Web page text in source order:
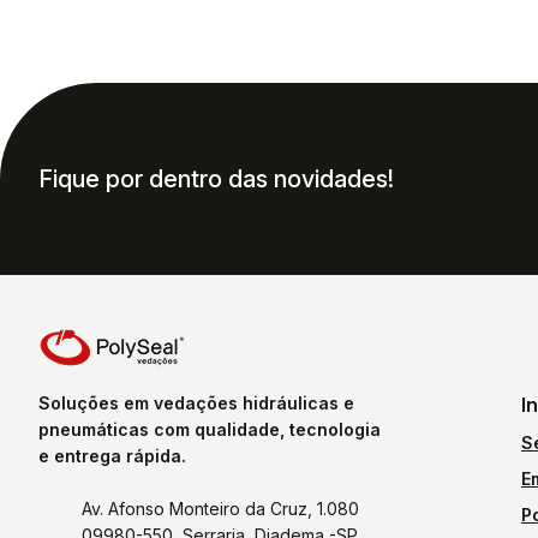
Fique por dentro das novidades!
Soluções em vedações hidráulicas e
pneumáticas com qualidade, tecnologia
e entrega rápida.
Av. Afonso Monteiro da Cruz, 1.080